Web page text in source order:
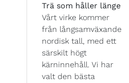
Trä som håller länge
Vårt virke kommer
från långsamväxande
nordisk tall, med ett
särskilt högt
kärninnehåll. Vi har
valt den bästa